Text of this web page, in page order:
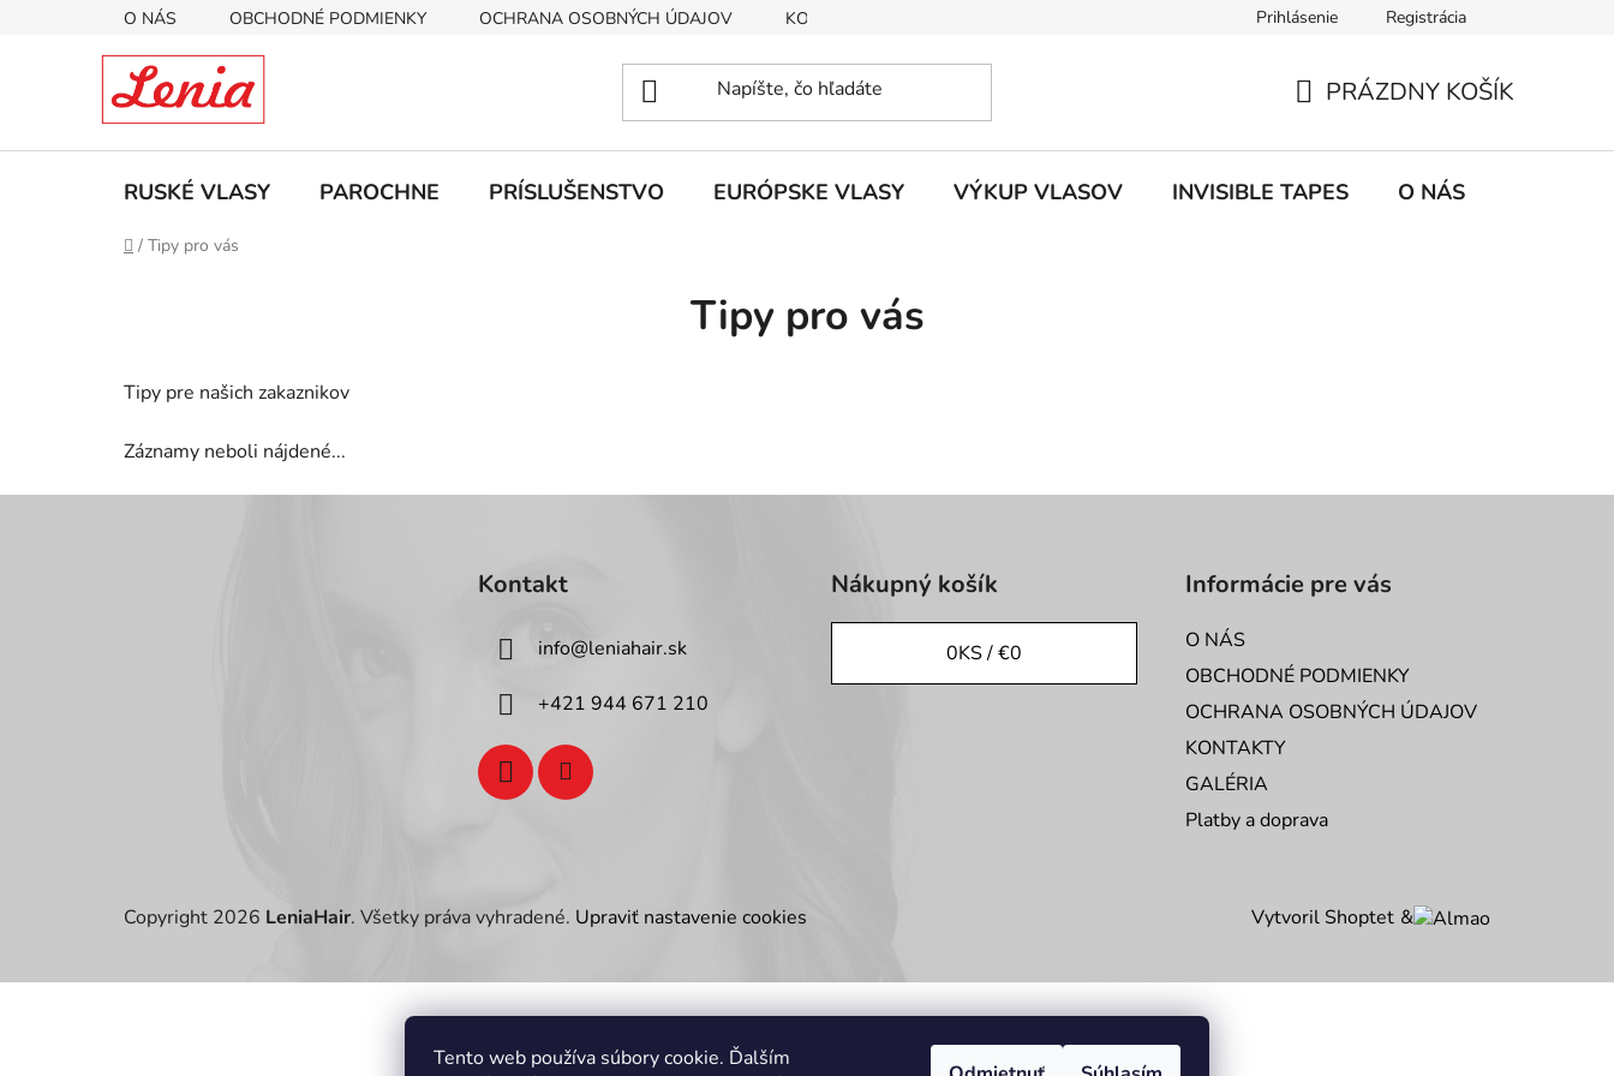
Tento web používa súbory cookie. Ďalším
O NÁS OBCHODNÉ PODMIENKY OCHRANA OSOBNÝCH ÚDAJOV KONTAKTY Prihlásenie Registrácia
KOŠÍK
PRÁZDNY KOŠÍK
RUSKÉ VLASY PAROCHNE PRÍSLUŠENSTVO EURÓPSKE VLASY VÝKUP VLASOV INVISIBLE TAPES O NÁS
Domov
/ Tipy pro vás
Tipy pro vás
Tipy pre našich zakaznikov
Záznamy neboli nájdené...
Kontakt
info@leniahair.sk
+421 944 671 210
Nákupný košík
0KS /€0
Informácie pre vás
O NÁS
OBCHODNÉ PODMIENKY
OCHRANA OSOBNÝCH ÚDAJOV
KONTAKTY
GALÉRIA
Platby a doprava
Vytvoril Shoptet &
Copyright 2026 LeniaHair. Všetky práva vyhradené. Upraviť nastavenie cookies